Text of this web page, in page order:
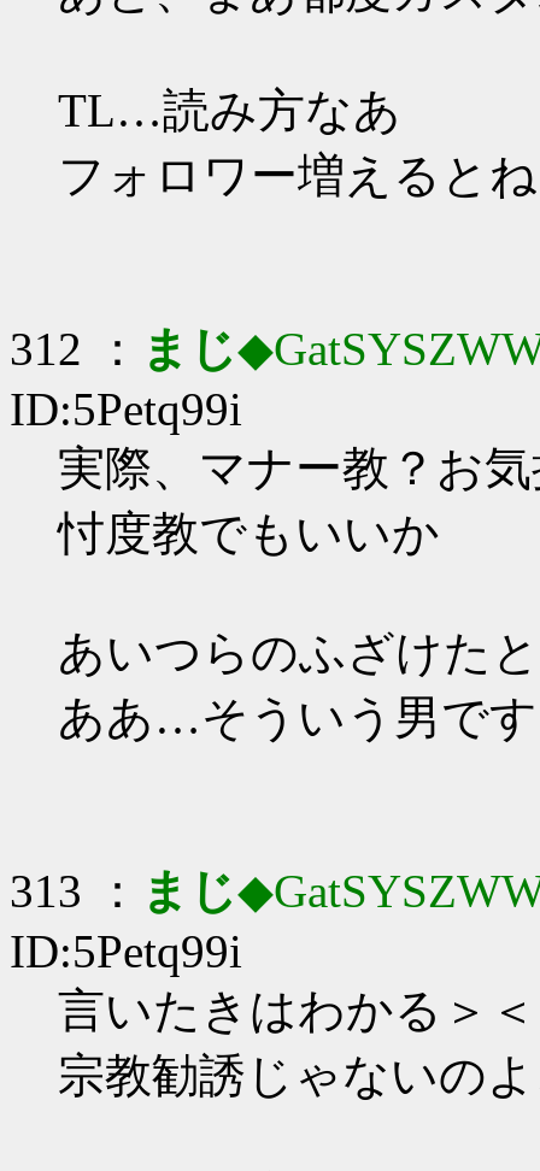
TL…読み方なあ
フォロワー増えるとね
312 ： まじ
ID:5Petq99i
実際、マナー教？お
忖度教でもいいか
あいつらのふざけた
ああ…そういう男で
313 ： まじ
ID:5Petq99i
言いたきはわかる＞＜
宗教勧誘じゃないの